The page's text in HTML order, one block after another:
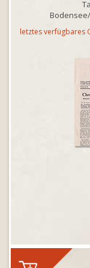
letztes verfügbares